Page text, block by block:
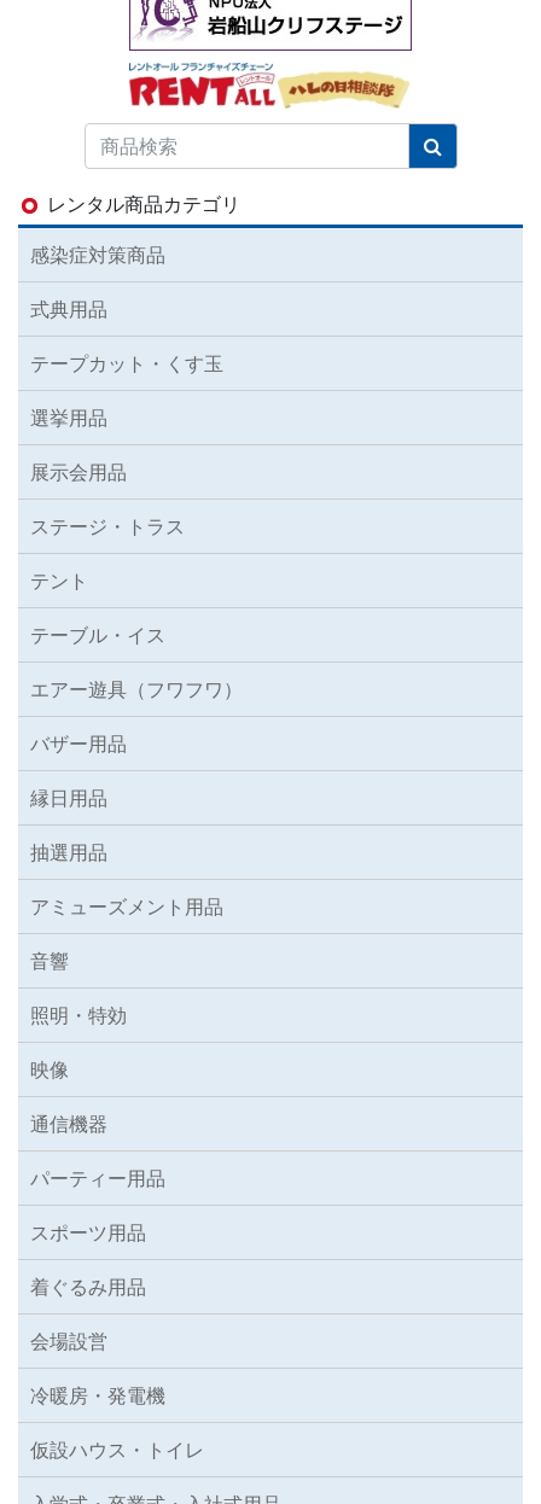
レンタル商品カテゴリ
感染症対策商品
式典用品
テープカット・くす玉
選挙用品
展示会用品
ステージ・トラス
テント
テーブル・イス
エアー遊具（フワフワ）
バザー用品
縁日用品
抽選用品
アミューズメント用品
音響
照明・特効
映像
通信機器
パーティー用品
スポーツ用品
着ぐるみ用品
会場設営
冷暖房・発電機
仮設ハウス・トイレ